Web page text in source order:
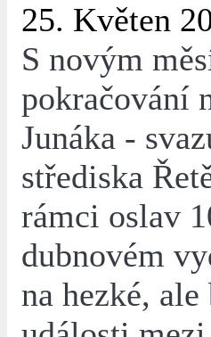
25. Květen
S novým
pokračování
Junáka -
střediska
rámci oslav
dubnovém
na hezké,